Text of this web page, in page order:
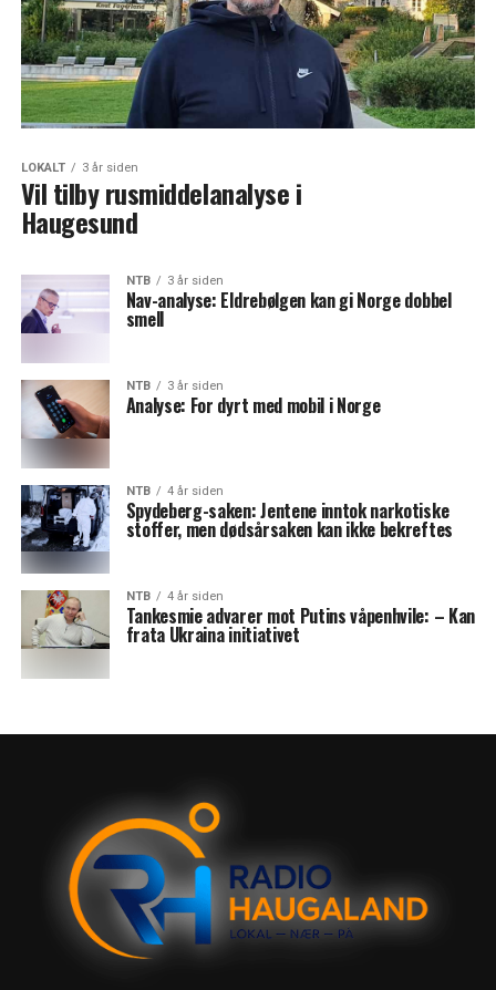
LOKALT 3 år siden
Vil tilby rusmiddelanalyse i
Haugesund
NTB 3 år siden
Nav-analyse: Eldrebølgen kan gi Norge dobbel
smell
NTB 3 år siden
Analyse: For dyrt med mobil i Norge
NTB 4 år siden
Spydeberg-saken: Jentene inntok narkotiske
stoffer, men dødsårsaken kan ikke bekreftes
NTB 4 år siden
Tankesmie advarer mot Putins våpenhvile: – Kan
frata Ukraina initiativet